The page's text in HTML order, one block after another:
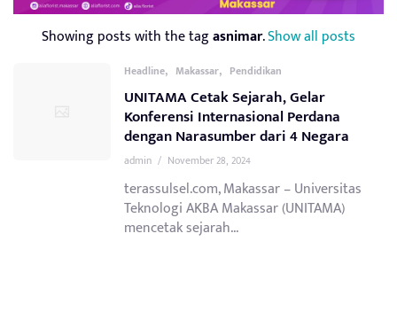
Showing posts with the tagasnimar.Show all posts
Headline, Makassar, Pendidikan
UNITAMA Cetak Sejarah, Gelar
Konferensi Internasional Perdana
dengan Narasumber dari 4 Negara
admin / November 28, 2024
terassulsel.com, Makassar – Universitas
Teknologi AKBA Makassar (UNITAMA)
mencetak sejarah...